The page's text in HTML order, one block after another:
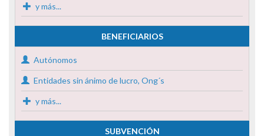
y más...
BENEFICIARIOS
Autónomos
Entidades sin ánimo de lucro, Ong´s
y más...
SUBVENCIÓN